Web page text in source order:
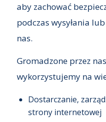
aby zachować
podczas wysyłania
nas.
Gromadzone przez
wykorzystujemy na
Dostarczanie,
strony internetowej